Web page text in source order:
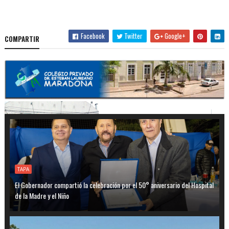
COMPARTIR Facebook Twitter Google+
TAPA
El Gobernador compartió la celebración por el 50° aniversario del Hospital
de la Madre y el Niño